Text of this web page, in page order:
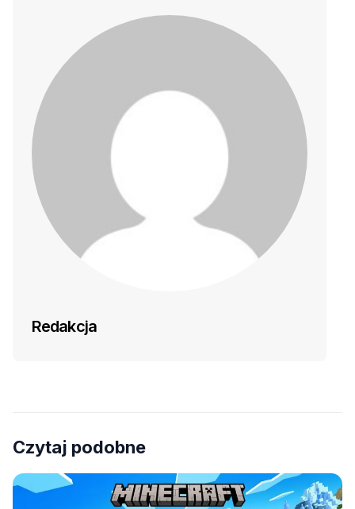
Redakcja
Czytaj podobne